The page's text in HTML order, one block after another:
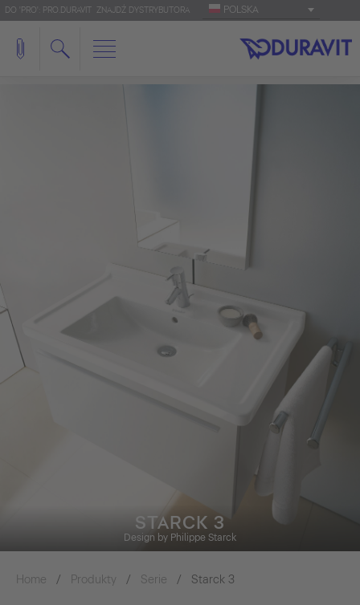
DO 'PRO': PRO.DURAVIT ZNAJDŹ DYSTRYBUTORA POLSKA
STARCK 3
Design by Philippe Starck
Home Produkty Serie Starck 3